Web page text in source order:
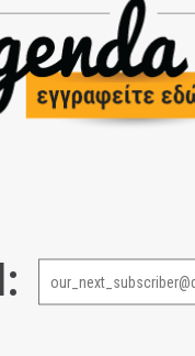
για κάτι, απλά
Ποιο ειναι το
υπερεκτιμημένο;
Νομίζω τα
απαξιώνει στα
Τσιμπολογάς
Ναι, μερικές
Τι σε στρεσάρει
Έχω άγχος να
ειναι